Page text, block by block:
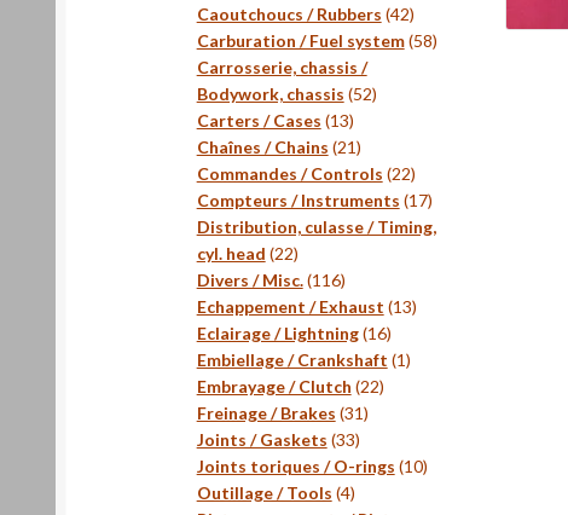
produits
Caoutchoucs / Rubbers 4242
produits
Carburation / Fuel system 5858
Carrosserie, chassis /
Bodywork, chassis 5252
Carters / Cases 1313
produits
Chaînes / Chains 2121
produits
Commandes / Controls 2222
produits
Compteurs / Instruments 1717
produits
Distribution, culasse / Timing,
cyl. head 2222
produits
Divers / Misc. 116116
produits
Echappement / Exhaust 1313
Eclairage / Lightning 1616
produits
Embiellage / Crankshaft 11
Embrayage / Clutch 2222
Freinage / Brakes 3131
Joints / Gaskets 3333
produits
Joints toriques / O-rings 1010
Outillage / Tools 44